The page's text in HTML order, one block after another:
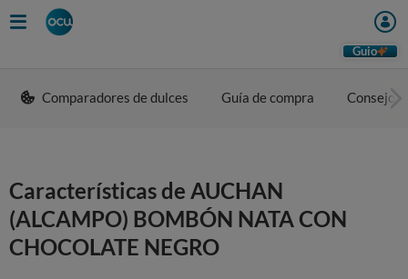
Guio
Comparadores de dulces Guía de compra Consejos
Características de AUCHAN
(ALCAMPO) BOMBÓN NATA CON
CHOCOLATE NEGRO